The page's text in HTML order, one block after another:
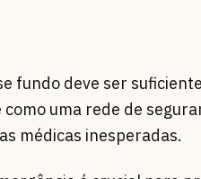
fundo deve ser
uma rede de
médicas inesperadas.